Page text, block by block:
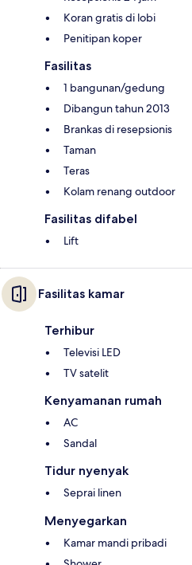
Koran gratis di lobi
Penitipan koper
Fasilitas
1 bangunan/gedung
Dibangun tahun 2013
Brankas di resepsionis
Taman
Teras
Kolam renang outdoor
Fasilitas difabel
Lift
Fasilitas kamar
Terhibur
Televisi LED
TV satelit
Kenyamanan rumah
AC
Sandal
Tidur nyenyak
Seprai linen
Menyegarkan
Kamar mandi pribadi